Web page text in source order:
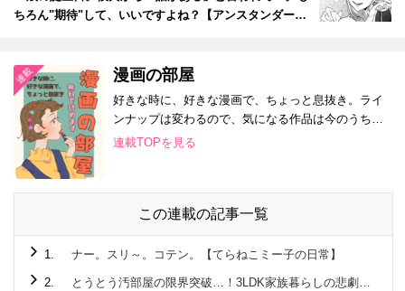
ちろん"期待"して、いいですよね？【アンスタンダー
漫画の部屋
好きな時に、好きな漫画で、ちょっと息抜き。ライ
ンナップは変わるので、気になる作品は今のうちに
チェックして！
連載TOPを見る
この連載の記事一覧
1. ナー。スリ～。コテン。【てらねこミー子の日常】
2. とうとう汚部屋の限界突破…！3LDK家族暮らしの悲劇【片づけマンガ#1】